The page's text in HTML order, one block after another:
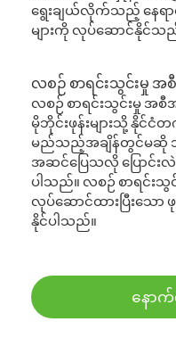
ရွေးချယ်လိုက်သည့် နေရ
များကို လုပ်ဆောင်နိုင်သ
လစဉ် စာရင်းသွင်းမှု အစီ
လစဉ် စာရင်းသွင်းမှု အစီ
မိုဘိုင်းဖုန်းများသို့ နိုင်ငံတ
မည်သည့်အချိန်တွင်မဆို
အဆင်ပြေသလို ပြောင်
ပါသည်။ လစဉ် စာရင်း
လုပ်ဆောင်ထားပြီးသော
နိုင်ပါသည်။
နောက်